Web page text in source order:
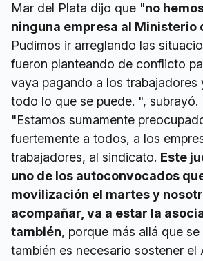
Mar del Plata dijo que "no
ninguna empresa al Ministerio
Pudimos ir arreglando las
fueron planteando de conflicto
vaya pagando a los trabajadores
todo lo que se puede. ", subrayó.
"Estamos sumamente
fuertemente a todos, a los
trabajadores, al sindicato. Este
uno de los autoconvocados
movilización el martes y
acompañar, va a estar la
también, porque más allá que
también es necesario sostener el